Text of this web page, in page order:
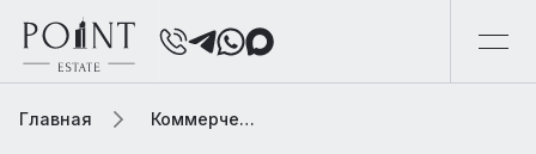
Главная Коммерческая элитная недвижимость